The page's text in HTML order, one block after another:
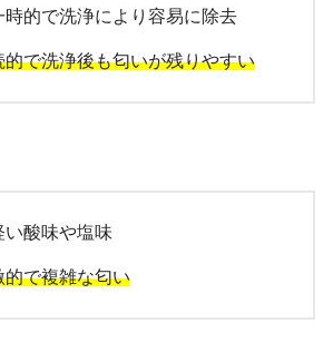
時的で洗浄により容易に除去
的で洗浄後も匂いが残りやすい
い酸味や塩味
的で複雑な匂い